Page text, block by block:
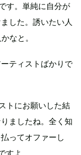
す。単純に自分が
した。誘いたい人
なと。
ティストばかりで
トにお願いした結
ましたね。全く知
ってオファーし
よ。